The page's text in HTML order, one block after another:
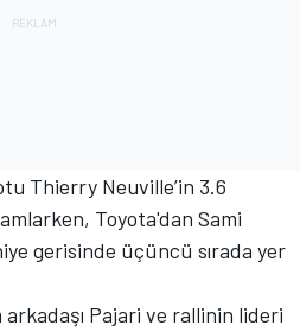
Thierry Neuville’in 3.6
Toyota'dan Sami
gerisinde üçüncü sırada yer
arkadaşı Pajari ve rallinin lideri